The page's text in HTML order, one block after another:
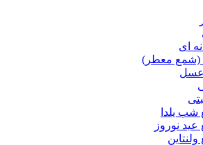
ای
معطر)
یلدا
نوروز